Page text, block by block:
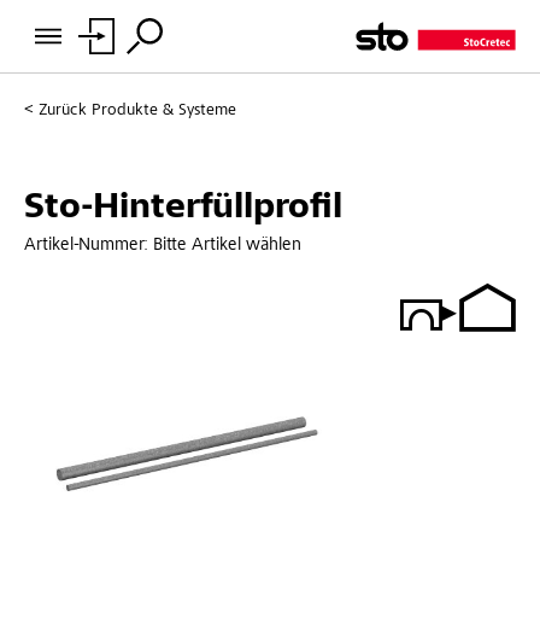
Zurück Produkte & Systeme
Sto-Hinterfüllprofil
Artikel-Nummer: Bitte Artikel wählen